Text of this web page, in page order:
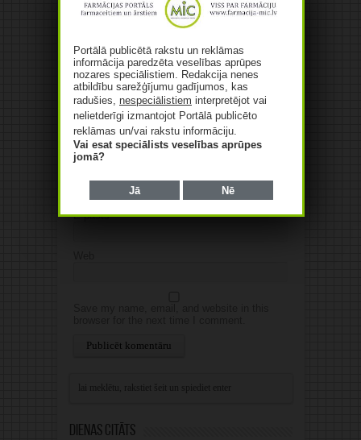
Jūsu e-pasta adrese netiks
E-pasts *
Dienas citāts
Portālā publicētā rakstu un reklāmas
informācija paredzēta veselības aprūpes
nozares speciālistiem. Redakcija nenes
atbildību sarežģījumu gadījumos, kas
radušies, nespeciālistiem interpretējot vai
nelietderīgi izmantojot Portālā publicēto
reklāmas un/vai rakstu informāciju.
Vai esat speciālists veselības aprūpes
jomā?
Jā Nē